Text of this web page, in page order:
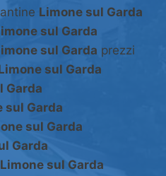
Limone sul Garda
sul Garda
sul Garda prezzi
sul Garda
Garda
sul Garda
sul Garda
Garda
Limone sul Garda